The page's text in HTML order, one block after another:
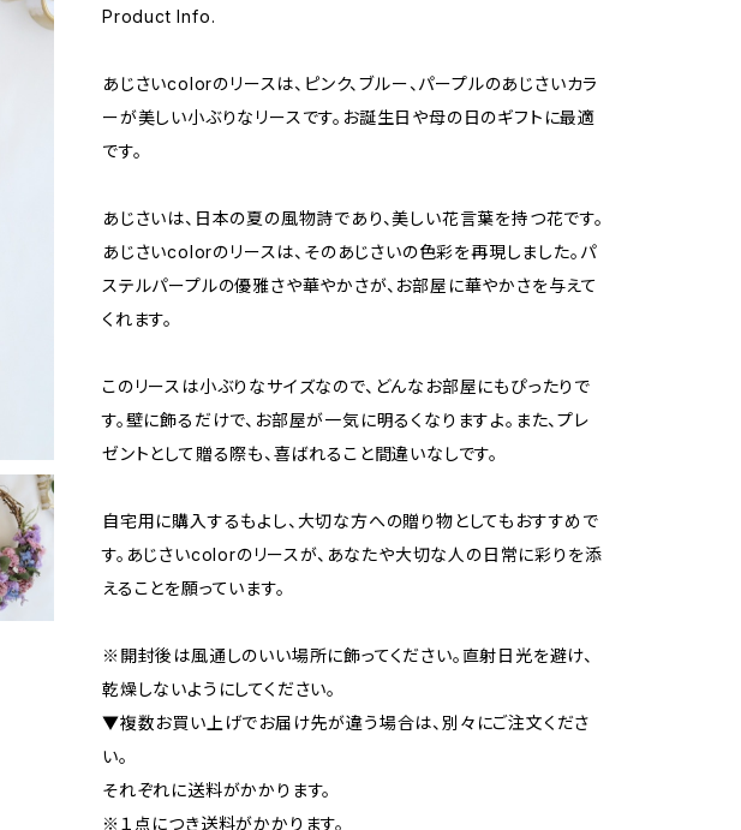
Product Info.
あじさいcolorのリースは、ピンク、ブルー、パープルのあじさいカラ
ーが美しい小ぶりなリースです。お誕生日や母の日のギフトに最適
です。
あじさいは、日本の夏の風物詩であり、美しい花言葉を持つ花です。
あじさいcolorのリースは、そのあじさいの色彩を再現しました。パ
ステルパープルの優雅さや華やかさが、お部屋に華やかさを与えて
くれます。
このリースは小ぶりなサイズなので、どんなお部屋にもぴったりで
す。壁に飾るだけで、お部屋が一気に明るくなりますよ。また、プレ
ゼントとして贈る際も、喜ばれること間違いなしです。
自宅用に購入するもよし、大切な方への贈り物としてもおすすめで
す。あじさいcolorのリースが、あなたや大切な人の日常に彩りを添
えることを願っています。
※開封後は風通しのいい場所に飾ってください。直射日光を避け、
乾燥しないようにしてください。
▼複数お買い上げでお届け先が違う場合は、別々にご注文くださ
い。
それぞれに送料がかかります。
※１点につき送料がかかります。